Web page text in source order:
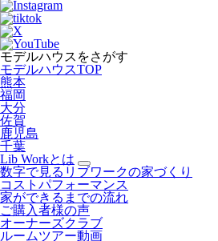
モデルハウスをさがす
モデルハウスTOP
熊本
福岡
大分
佐賀
鹿児島
千葉
Lib Workとは
数字で見るリブワークの家づくり
コストパフォーマンス
家ができるまでの流れ
ご購入者様の声
オーナーズクラブ
ルームツアー動画